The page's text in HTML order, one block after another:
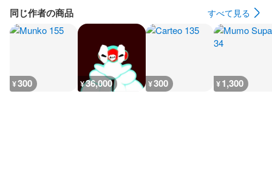
同じ作者の商品 すべて見る
¥300 ¥36,000 ¥300 ¥1,300